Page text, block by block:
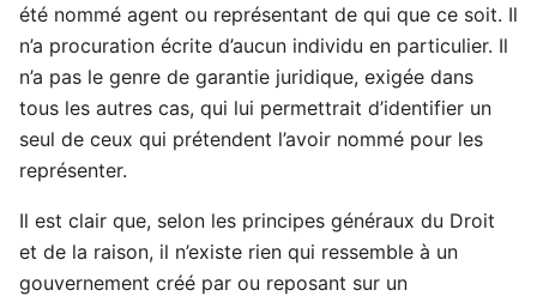
été nommé agent ou représentant de qui que ce soit. Il
n’a procuration écrite d’aucun individu en particulier. Il
n’a pas le genre de garantie juridique, exigée dans
tous les autres cas, qui lui permettrait d’identifier un
seul de ceux qui prétendent l’avoir nommé pour les
représenter.
Il est clair que, selon les principes généraux du Droit
et de la raison, il n’existe rien qui ressemble à un
gouvernement créé par ou reposant sur un